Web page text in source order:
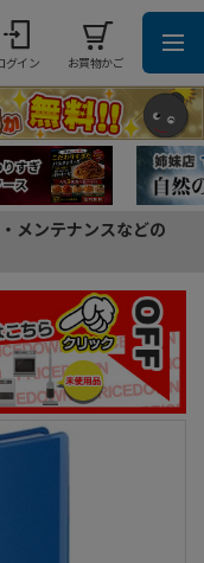
グイン お買物かご
メンテナンスなどの